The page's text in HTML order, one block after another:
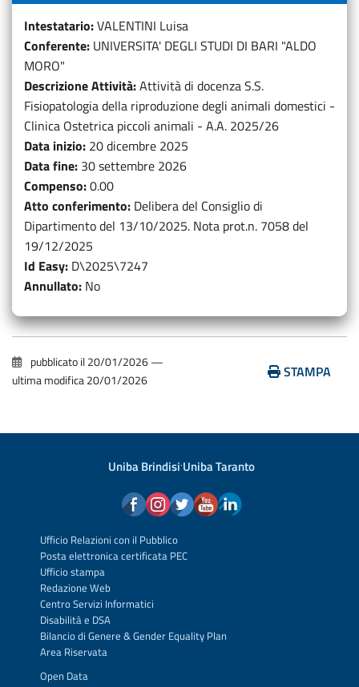
Intestatario VALENTINI Luisa
Conferente UNIVERSITA' DEGLI STUDI DI BARI "ALDO
MORO"
Descrizione Attività Attività di docenza S.S.
Fisiopatologia della riproduzione degli animali domestici -
Clinica Ostetrica piccoli animali - A.A. 2025/26
Data inizio 20 dicembre 2025
Data fine 30 settembre 2026
Compenso 0.00
Atto conferimento Delibera del Consiglio di
Dipartimento del 13/10/2025. Nota prot.n. 7058 del
19/12/2025
Id Easy D\2025\7247
Annullato No
pubblicato il20/01/2026—
ultima modifica20/01/2026 STAMPA
Uniba Brindisi·Uniba Taranto
Ufficio Relazioni con il Pubblico
Posta elettronica certificata PEC
Ufficio stampa
Redazione Web
Centro Servizi Informatici
Disabilità e DSA
Bilancio di Genere & Gender Equality Plan
Area Riservata
Open Data